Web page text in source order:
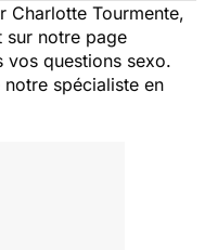
Charlotte Tourmente,
sur notre page
vos questions sexo.
spécialiste en